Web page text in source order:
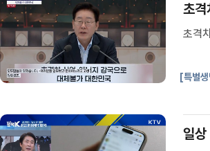
행정중심복합도시건설추친위원
회
초격
초격
[특별
일상